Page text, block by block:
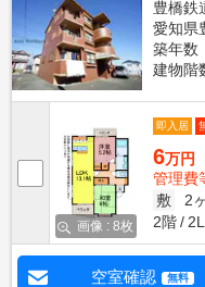
豊橋鉄
愛知県
築年数
建物階
画像 : 8枚
即入居
6万円
管理費
敷
2
2階
空室確認 無料